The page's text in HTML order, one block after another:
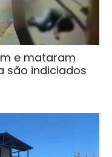
e mataram
são indiciados